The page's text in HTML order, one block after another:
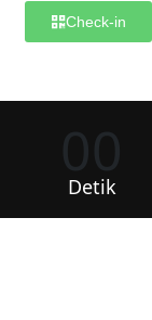
Check-in
00
Detik